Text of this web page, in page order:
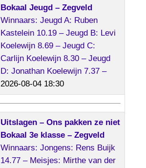
Bokaal Jeugd – Zegveld
Winnaars: Jeugd A: Ruben
Kastelein 10.19 – Jeugd B: Levi
Koelewijn 8.69 – Jeugd C:
Carlijn Koelewijn 8.30 – Jeugd
D: Jonathan Koelewijn 7.37 –
2026-08-04 18:30
Uitslagen – Ons pakken ze niet
Bokaal 3e klasse – Zegveld
Winnaars: Jongens: Rens Buijk
14.77 – Meisjes: Mirthe van der